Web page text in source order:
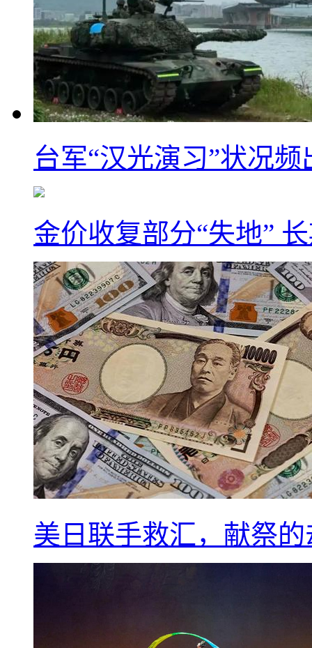
台军“汉光演习”状况
金价收复部分“失地”
美日联手救汇，献祭